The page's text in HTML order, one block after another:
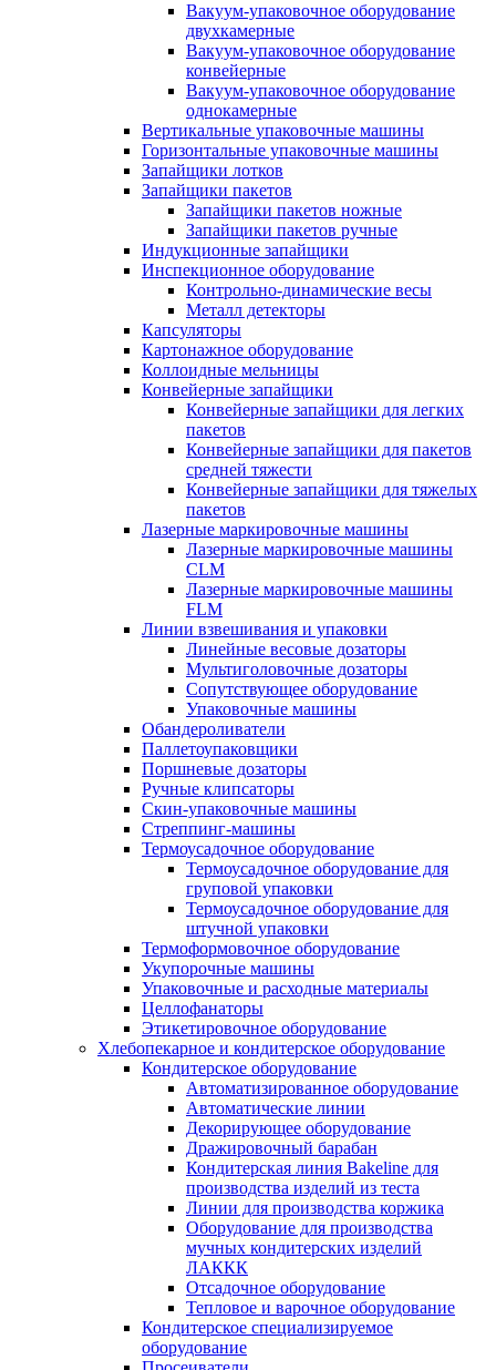
Вакуум-упаковочное оборудование
двухкамерные
Вакуум-упаковочное оборудование
конвейерные
Вакуум-упаковочное оборудование
однокамерные
Вертикальные упаковочные машины
Горизонтальные упаковочные машины
Запайщики лотков
Запайщики пакетов
Запайщики пакетов ножные
Запайщики пакетов ручные
Индукционные запайщики
Инспекционное оборудование
Контрольно-динамические весы
Металл детекторы
Капсуляторы
Картонажное оборудование
Коллоидные мельницы
Конвейерные запайщики
Конвейерные запайщики для легких
пакетов
Конвейерные запайщики для пакетов
средней тяжести
Конвейерные запайщики для тяжелых
пакетов
Лазерные маркировочные машины
Лазерные маркировочные машины
CLM
Лазерные маркировочные машины
FLM
Линии взвешивания и упаковки
Линейные весовые дозаторы
Мультиголовочные дозаторы
Сопутствующее оборудование
Упаковочные машины
Обандероливатели
Паллетоупаковщики
Поршневые дозаторы
Ручные клипсаторы
Скин-упаковочные машины
Стреппинг-машины
Термоусадочное оборудование
Термоусадочное оборудование для
груповой упаковки
Термоусадочное оборудование для
штучной упаковки
Термоформовочное оборудование
Укупорочные машины
Упаковочные и расходные материалы
Целлофанаторы
Этикетировочное оборудование
Хлебопекарное и кондитерское оборудование
Кондитерское оборудование
Автоматизированное оборудование
Автоматические линии
Декорирующее оборудование
Дражировочный барабан
Кондитерская линия Bakeline для
производства изделий из теста
Линии для производства коржика
Оборудование для производства
мучных кондитерских изделий
ЛАККК
Отсадочное оборудование
Тепловое и варочное оборудование
Кондитерское специализируемое
оборудование